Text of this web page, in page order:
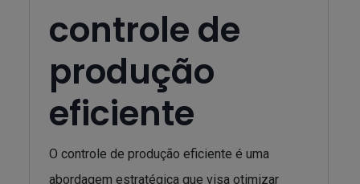
controle de
produção
eficiente
O controle de produção eficiente é uma
abordagem estratégica que visa otimizar